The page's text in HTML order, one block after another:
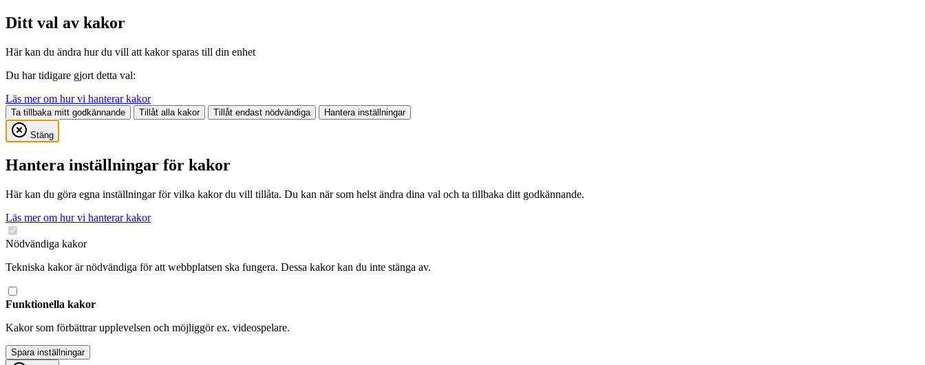
Ditt val av kakor
Här kan du ändra hur du vill att kakor sparas till din enhet
Du har tidigare gjort detta val:
Läs mer om hur vi hanterar kakor
Ta tillbaka mitt godkännande Tillåt alla kakor Tillåt endast nödvändiga Hantera inställningar
Stäng
Hantera inställningar för kakor
Här kan du göra egna inställningar för vilka kakor du vill tillåta. Du kan när som helst ändra dina val och ta tillbaka ditt godkännande.
Läs mer om hur vi hanterar kakor
Nödvändiga kakor
Tekniska kakor är nödvändiga för att webbplatsen ska fungera. Dessa kakor kan du inte stänga av.
Funktionella kakor
Kakor som förbättrar upplevelsen och möjliggör ex. videospelare.